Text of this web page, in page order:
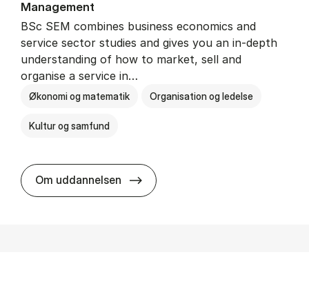
Man­age­ment
BSc SEM combines business economics and
service sector studies and gives you an in-depth
understanding of how to market, sell and
organise a service in…
Økonomi og matematik Organisation og ledelse
Kultur og samfund
Om uddannelsen BSc in Busi­ness Ad­min­is­tra­tion